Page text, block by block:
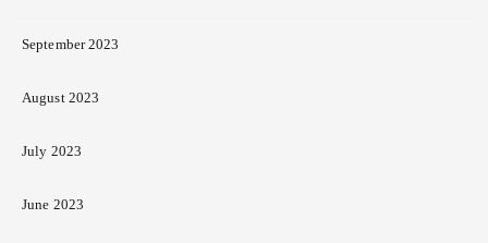
September 2023
August 2023
July 2023
June 2023